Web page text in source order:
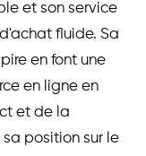
et son service
fluide. Sa
en font une
en ligne en
et de la
sa position sur le